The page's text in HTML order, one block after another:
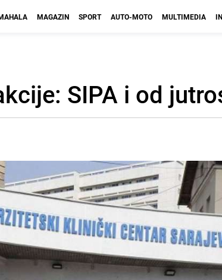
MAGAZIN SPORT AUTO-MOTO MULTIMEDIA
SIPA i od